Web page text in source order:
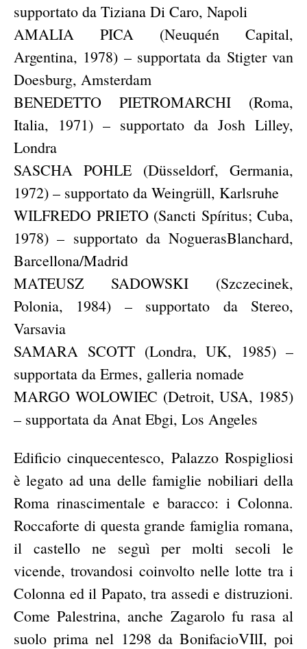
supportato da Tiziana Di Caro, Napoli
AMALIA PICA (Neuquén Capital,
Argentina, 1978) – supportata da Stigter van
Doesburg, Amsterdam
BENEDETTO PIETROMARCHI (Roma,
Italia, 1971) – supportato da Josh Lilley,
Londra
SASCHA POHLE (Düsseldorf, Germania,
1972) – supportato da Weingrüll, Karlsruhe
WILFREDO PRIETO (Sancti Spíritus; Cuba,
1978) – supportato da NoguerasBlanchard,
Barcellona/Madrid
MATEUSZ SADOWSKI (Szczecinek,
Polonia, 1984) – supportato da Stereo,
Varsavia
SAMARA SCOTT (Londra, UK, 1985) –
supportata da Ermes, galleria nomade
MARGO WOLOWIEC (Detroit, USA, 1985)
– supportata da Anat Ebgi, Los Angeles
Edificio cinquecentesco, Palazzo Rospigliosi
è legato ad una delle famiglie nobiliari della
Roma rinascimentale e baracco: i Colonna.
Roccaforte di questa grande famiglia romana,
il castello ne seguì per molti secoli le
vicende, trovandosi coinvolto nelle lotte tra i
Colonna ed il Papato, tra assedi e distruzioni.
Come Palestrina, anche Zagarolo fu rasa al
suolo prima nel 1298 da BonifacioVIlI, poi